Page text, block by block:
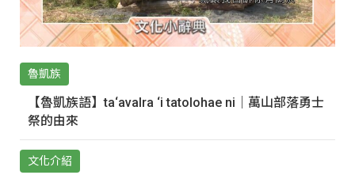
魯凱族
【魯凱族語】ta‘avalra ‘i tatolohae ni｜萬山部落勇士
祭的由來
文化介紹